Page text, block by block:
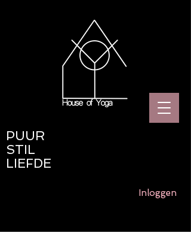
Inloggen
PUUR
STIL
LIEFDE